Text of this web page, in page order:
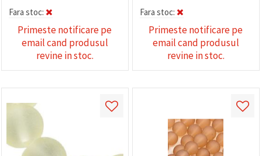
Fara stoc:
Primeste notificare pe
email cand produsul
revine in stoc.
Fara stoc:
Primeste notificare pe
email cand produsul
revine in stoc.